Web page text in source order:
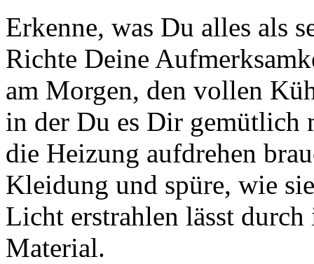
Erkenne, was Du alles als
Richte Deine
am Morgen, den vollen
in der Du es Dir gemütlich
die Heizung aufdrehen
Kleidung und spüre, wie
Licht erstrahlen lässt durch
Material.